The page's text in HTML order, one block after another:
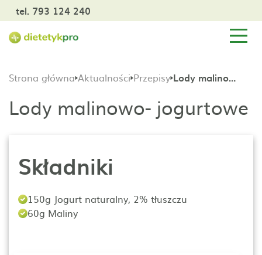
tel. 793 124 240
Strona główna Aktualności Przepisy Lody malinowo- jogurtowe
Lody malinowo- jogurtowe
Składniki
150g Jogurt naturalny, 2% tłuszczu
60g Maliny